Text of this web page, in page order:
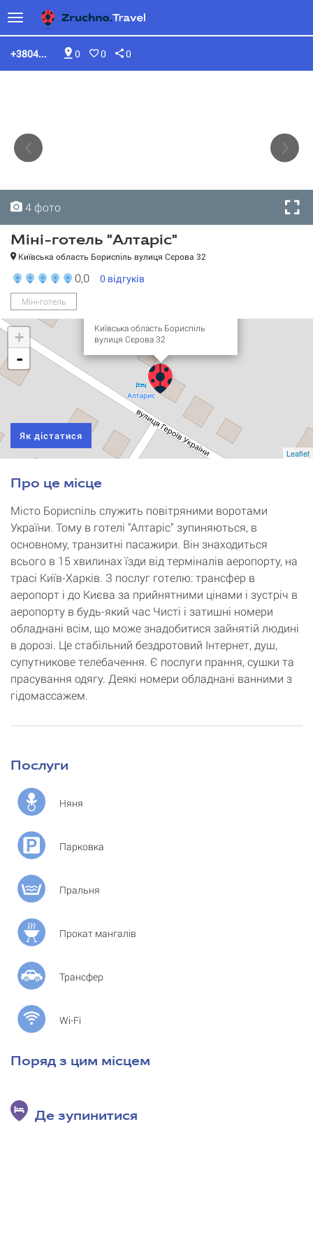
0 0 0
+3804...
4 фото
4 фото
4 фото
4 фото
Міні-готель "Алтаріс"
Київська область Бориспіль вулиця Сєрова 32
0,0 0 відгуків
Міні-готель
Київська область Бориспіль
вулиця Сєрова 32
+
-
Leaflet
Як дістатися
Про це місце
Місто Бориспіль служить повітряними воротами
України. Тому в готелі "Алтаріс" зупиняються, в
основному, транзитні пасажири. Він знаходиться
всього в 15 хвилинах їзди від терміналів аеропорту, на
трасі Київ-Харків. З послуг готелю: трансфер в
аеропорт і до Києва за прийнятними цінами і зустріч в
аеропорту в будь-який час Чисті і затишні номери
обладнані всім, що може знадобитися зайнятій людині
в дорозі. Це стабільний бездротовий Інтернет, душ,
супутникове телебачення. Є послуги прання, сушки та
прасування одягу. Деякі номери обладнані ванними з
гідомассажем.
Послуги
Няня
Парковка
Пральня
Прокат мангалів
Трансфер
Wi-Fi
Поряд з цим місцем
Де зупинитися